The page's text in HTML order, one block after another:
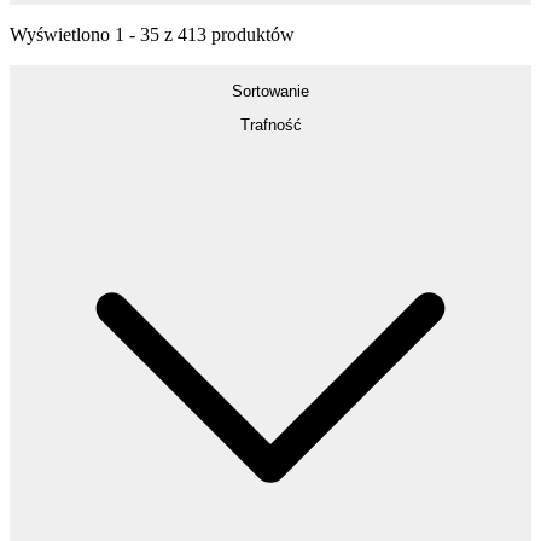
Wyświetlono 1 - 35 z 413 produktów
Sortowanie
Trafność